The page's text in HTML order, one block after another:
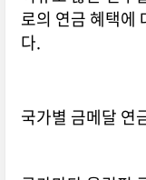
로의 연금 혜택에
다.
국가별 금메달 연